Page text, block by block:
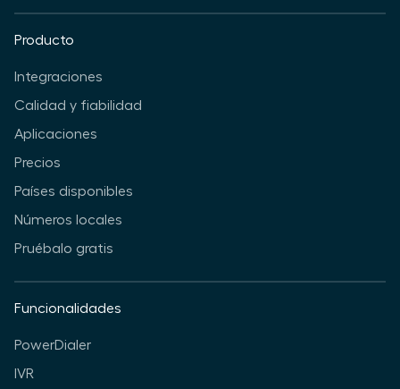
Producto
Integraciones
Calidad y fiabilidad
Aplicaciones
Precios
Países disponibles
Números locales
Pruébalo gratis
Funcionalidades
PowerDialer
IVR